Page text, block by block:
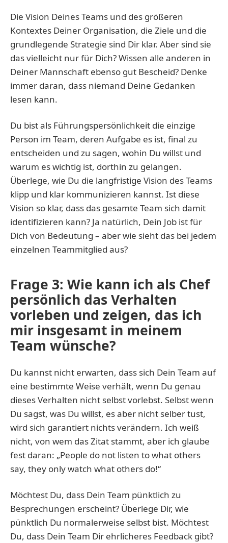
Die Vision Deines Teams und des größeren
Kontextes Deiner Organisation, die Ziele und die
grundlegende Strategie sind Dir klar. Aber sind sie
das vielleicht nur für Dich? Wissen alle anderen in
Deiner Mannschaft ebenso gut Bescheid? Denke
immer daran, dass niemand Deine Gedanken
lesen kann.
Du bist als Führungspersönlichkeit die einzige
Person im Team, deren Aufgabe es ist, final zu
entscheiden und zu sagen, wohin Du willst und
warum es wichtig ist, dorthin zu gelangen.
Überlege, wie Du die langfristige Vision des Teams
klipp und klar kommunizieren kannst. Ist diese
Vision so klar, dass das gesamte Team sich damit
identifizieren kann? Ja natürlich, Dein Job ist für
Dich von Bedeutung – aber wie sieht das bei jedem
einzelnen Teammitglied aus?
Frage 3: Wie kann ich als Chef
persönlich das Verhalten
vorleben und zeigen, das ich
mir insgesamt in meinem
Team wünsche?
Du kannst nicht erwarten, dass sich Dein Team auf
eine bestimmte Weise verhält, wenn Du genau
dieses Verhalten nicht selbst vorlebst. Selbst wenn
Du sagst, was Du willst, es aber nicht selber tust,
wird sich garantiert nichts verändern. Ich weiß
nicht, von wem das Zitat stammt, aber ich glaube
fest daran: „People do not listen to what others
say, they only watch what others do!“
Möchtest Du, dass Dein Team pünktlich zu
Besprechungen erscheint? Überlege Dir, wie
pünktlich Du normalerweise selbst bist. Möchtest
Du, dass Dein Team Dir ehrlicheres Feedback gibt?